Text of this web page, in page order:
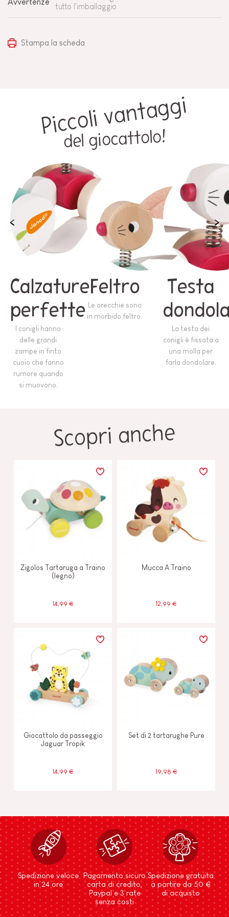
tutto l'imballaggio.
Stampa la scheda
Piccoli vantaggi
del giocattolo!
Calzature
perfette
I conigli hanno
delle grandi
zampe in finto
cuoio che fanno
rumore quando
si muovono.
Feltro
Le orecchie sono
in morbido feltro.
Testa
La testa dei
conigli è fissata a
una molla per
farla dondolare.
Scopri anche
Zigolos Tartaruga a Traino
(legno)
14,99 €
Mucca A Traino
12,99 €
Giocattolo da passeggio
Jaguar Tropik
14,99 €
Set di 2 tartarughe Pure
19,98 €
Spedizione veloce
in 24 ore
Pagamento sicuro
carta di credito,
Paypal e 3 rate
senza costi
Spedizione gratuita
a partire da 50 €
di acquisto